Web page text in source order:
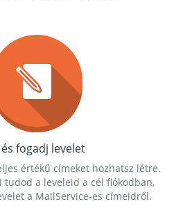
fogadj levelet
értékű címeket hozhatsz létre.
tudod a leveleid a cél fiókodban,
a MailService-es címeidről.